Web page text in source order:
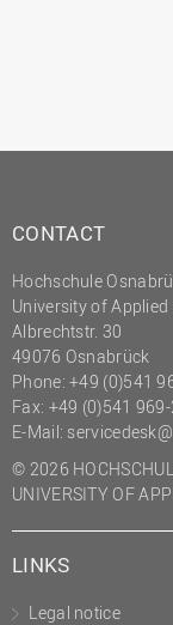
Science to
Studium und
Transfer- und
CONTACT
Hochschule
University of Applied
Albrechtstr. 30
49076 Osnabrück
Phone: +49 (0)541
Fax: +49 (0)541
E-Mail:
© 2026
UNIVERSITY OF
LINKS
Legal notice